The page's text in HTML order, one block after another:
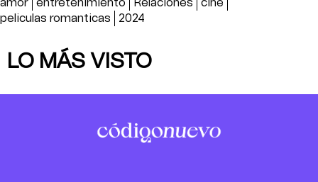
amor entretenimiento Relaciones
cine
peliculas romanticas
2024
LO MÁS VISTO